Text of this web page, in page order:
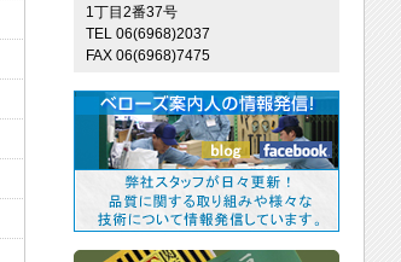
1丁目2番37号
TEL 06(6968)2037
FAX 06(6968)7475